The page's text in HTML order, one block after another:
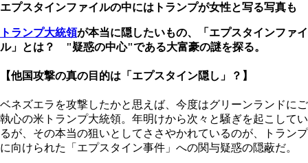
エプスタインファイルの中にはトランプが女性と写る写真も
トランプ大統領が本当に隠したいもの、「エプスタインファイ
ル」とは？ "疑惑の中心"である大富豪の謎を探る。
【他国攻撃の真の目的は「エプスタイン隠し」？】
ベネズエラを攻撃したかと思えば、今度はグリーンランドにご
執心の米トランプ大統領。年明けから次々と騒ぎを起こしてい
るが、その本当の狙いとしてささやかれているのが、トランプ
に向けられた「エプスタイン事件」への関与疑惑の隠蔽だ。